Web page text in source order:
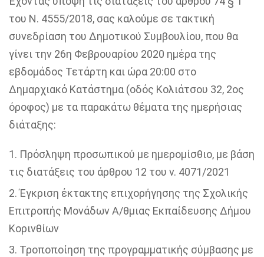
του Ν. 4555/2018, σας καλούμε σε τακτική
συνεδρίαση του Δημοτικού Συμβουλίου, που θα
γίνει την 26η Φεβρουαρίου 2020 ημέρα της
εβδομάδος Τετάρτη και ώρα 20:00 στο
Δημαρχιακό Κατάστημα (οδός Κολιάτσου 32, 2ος
όροφος) με τα παρακάτω θέματα της ημερήσιας
διάταξης:
Πρόσληψη προσωπικού με ημερομίσθιο, με βάση
τις διατάξεις του άρθρου 12 του ν. 4071/2021
Έγκριση έκτακτης επιχορήγησης της Σχολικής
Επιτροπής Μονάδων Α/θμιας Εκπαίδευσης Δήμου
Κορινθίων
Τροποποίηση της προγραμματικής σύμβασης με